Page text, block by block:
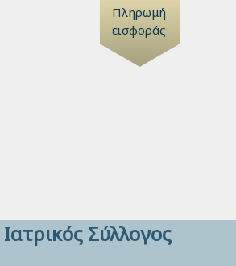
Πληρωμή
εισφοράς
Ιατρικός Σύλλογος